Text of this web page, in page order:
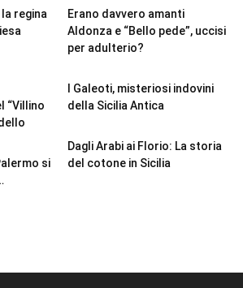
regina
Erano davvero amanti
Aldonza e “Bello pede”, uccisi
per adulterio?
“Villino
I Galeoti, misteriosi indovini
della Sicilia Antica
si
Dagli Arabi ai Florio: La storia
del cotone in Sicilia